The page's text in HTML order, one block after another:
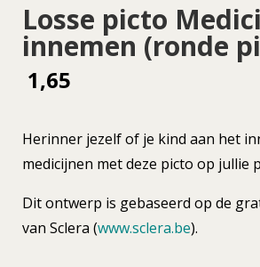
Losse picto
innemen (ronde
1,65
Herinner jezelf of je kind aan het
medicijnen met deze picto op jullie
Dit ontwerp is gebaseerd op de
van Sclera (www.sclera.be).